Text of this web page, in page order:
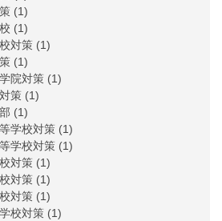
(1)
(1)
対策 (1)
(1)
院対策 (1)
策 (1)
(1)
学校対策 (1)
学校対策 (1)
対策 (1)
対策 (1)
対策 (1)
校対策 (1)